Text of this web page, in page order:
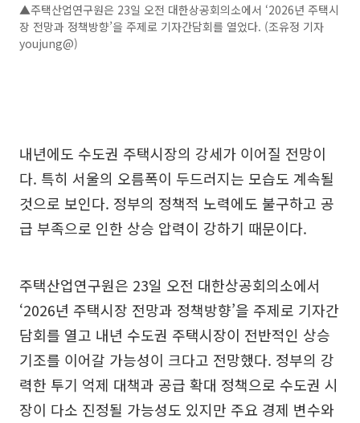
▲주택산업연구원은 23일 오전 대한상공회의소에서 ‘2026년 주택시
장 전망과 정책방향’을 주제로 기자간담회를 열었다. (조유정 기자
youjung@)
내년에도 수도권 주택시장의 강세가 이어질 전망이
다. 특히 서울의 오름폭이 두드러지는 모습도 계속될
것으로 보인다. 정부의 정책적 노력에도 불구하고 공
급 부족으로 인한 상승 압력이 강하기 때문이다.
주택산업연구원은 23일 오전 대한상공회의소에서
‘2026년 주택시장 전망과 정책방향’을 주제로 기자간
담회를 열고 내년 수도권 주택시장이 전반적인 상승
기조를 이어갈 가능성이 크다고 전망했다. 정부의 강
력한 투기 억제 대책과 공급 확대 정책으로 수도권 시
장이 다소 진정될 가능성도 있지만 주요 경제 변수와